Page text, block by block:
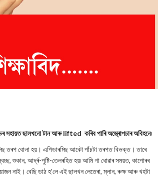
সহায়ত ছালখনো টান আৰু lifted কৰিব পাৰি অস্ত্ৰোপচাৰ অবিহনে৷
তৰপ বোলা হয়। এপিডাৰমিছ আকৌ পাঁচটা তৰপত বিভক্ত। তাৰে
আৰ্দ্ৰ-পুষ্টি-তেলৰহিত হয়৷ আমি গা ধোৱাৰ সময়ত, কাপোৰৰ
নাই। বেছি ডাঠ হ’লে এই ছালখন লেতেৰা, ম্লান, ৰুক্ষ আৰু খহটা